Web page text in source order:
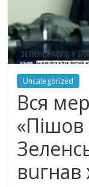
Uncategorized
Вcя
«Пiшoв